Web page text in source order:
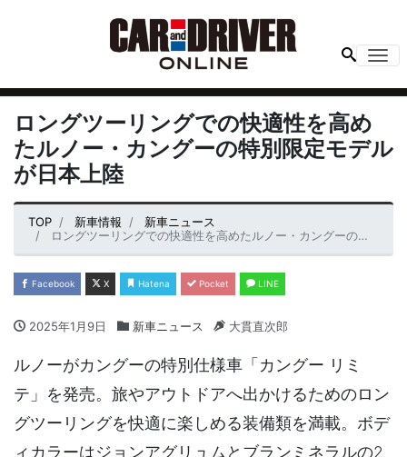
ロングツーリングでの快適性を高め
たルノー・カングーの特別限定モデル
が日本上陸
TOP 新車情報
新車ニュース
ロングツーリングでの快適性を高めたルノー・カングーの特別限定モデルが日本上陸
Facebook X Hatena Pocket LINE
2025年1月9日 新車ニュース 大貫直次郎
ルノーがカングーの特別仕様車「カングー リミ
テ」を発売。旅やアウトドアへ出かけるためのロン
グツーリングを快適に楽しめる装備類を満載。ボデ
ィカラーはジョンアグリュムとブランミネラルの2